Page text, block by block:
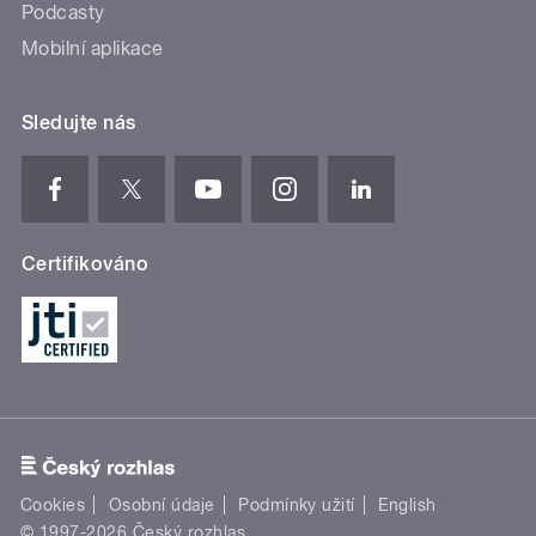
Podcasty
Mobilní aplikace
Sledujte nás
Certifikováno
Cookies Osobní údaje Podmínky užití
English